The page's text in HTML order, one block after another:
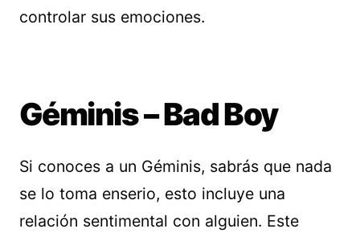
controlar sus emociones.
Géminis – Bad Boy
Si conoces a un Géminis, sabrás que nada
se lo toma enserio, esto incluye una
relación sentimental con alguien. Este